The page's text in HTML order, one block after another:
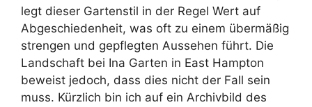
legt dieser Gartenstil in der Regel Wert auf
Abgeschiedenheit, was oft zu einem übermäßig
strengen und gepflegten Aussehen führt. Die
Landschaft bei Ina Garten in East Hampton
beweist jedoch, dass dies nicht der Fall sein
muss. Kürzlich bin ich auf ein Archivbild des